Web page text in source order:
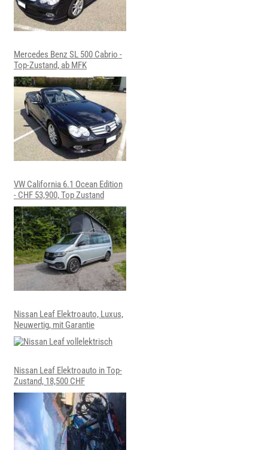
Mercedes Benz SL 500 Cabrio -
Top-Zustand, ab MFK
VW California 6.1 Ocean Edition
- CHF 53,900, Top Zustand
Nissan Leaf Elektroauto, Luxus,
Neuwertig, mit Garantie
Nissan Leaf Elektroauto in Top-
Zustand, 18,500 CHF